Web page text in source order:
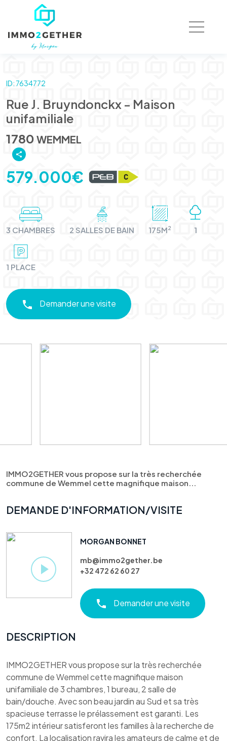
ID: 7634772
Rue J. Bruyndonckx - Maison
unifamiliale
1780 WEMMEL
579.000€
3 CHAMBRES 2 SALLES DE BAIN 175M2 1
1 PLACE
Demander une visite
IMMO2GETHER vous propose sur la très recherchée
commune de Wemmel cette magnifique maison...
DEMANDE D'INFORMATION/VISITE
MORGAN BONNET
mb@immo2gether.be
+32 472 62 60 27
Demander une visite
DESCRIPTION
IMMO2GETHER vous propose sur la très recherchée
commune de Wemmel cette magnifique maison
unifamiliale de 3 chambres, 1 bureau, 2 salle de
bain/douche. Avec son beau jardin au Sud et sa très
spacieuse terrasse le prélassement est garanti. Les
175m2 intérieur satisferont les familles à la recherche de
confort. La localisation ravira les amateurs de calme et de